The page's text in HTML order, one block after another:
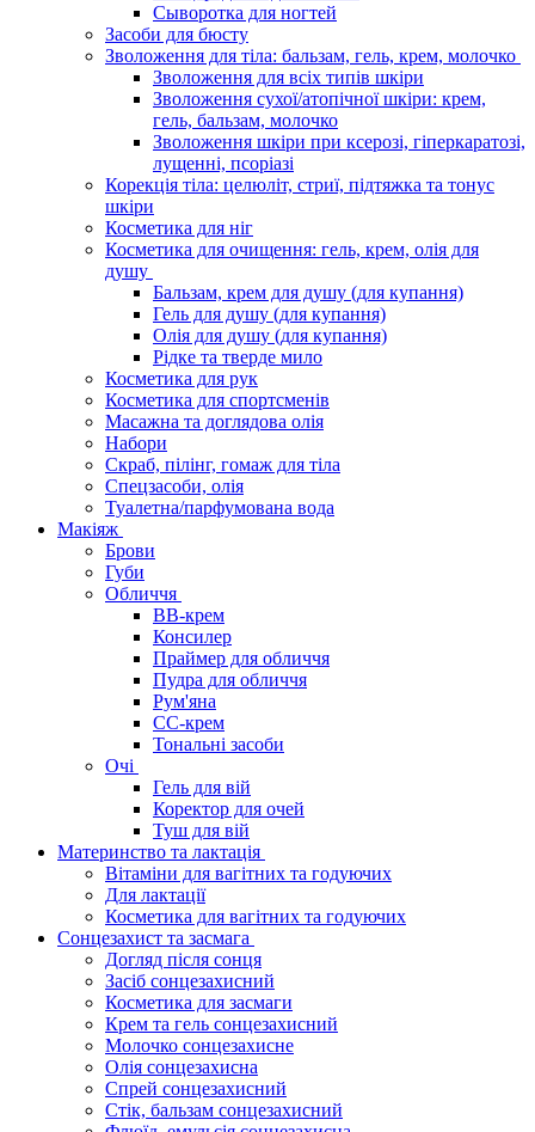
Сыворотка для ногтей
Засоби для бюсту
Зволоження для тіла: бальзам, гель, крем, молочко
Зволоження для всіх типів шкіри
Зволоження сухої/атопічної шкіри: крем,
гель, бальзам, молочко
Зволоження шкіри при ксерозі, гіперкаратозі,
лущенні, псоріазі
Корекція тіла: целюліт, стриї, підтяжка та тонус
шкіри
Косметика для ніг
Косметика для очищення: гель, крем, олія для
душу
Бальзам, крем для душу (для купання)
Гель для душу (для купання)
Олія для душу (для купання)
Рідке та тверде мило
Косметика для рук
Косметика для спортсменів
Масажна та доглядова олія
Набори
Скраб, пілінг, гомаж для тіла
Спецзасоби, олія
Туалетна/парфумована вода
Макіяж
Брови
Губи
Обличчя
BB-крем
Консилер
Праймер для обличчя
Пудра для обличчя
Рум'яна
СС-крем
Тональні засоби
Очі
Гель для вій
Коректор для очей
Туш для вій
Материнство та лактація
Вітаміни для вагітних та годуючих
Для лактації
Косметика для вагітних та годуючих
Сонцезахист та засмага
Догляд після сонця
Засіб сонцезахисний
Косметика для засмаги
Крем та гель сонцезахисний
Молочко сонцезахисне
Олія сонцезахисна
Спрей сонцезахисний
Стік, бальзам сонцезахисний